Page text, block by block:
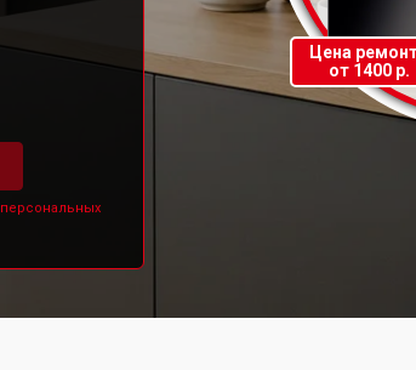
персональных
Цена
от 1400 р.